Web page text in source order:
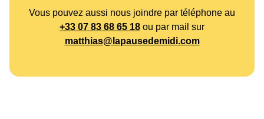
résilience à toute épreuve.
Pour découvrir comment Brian peut aider votre
entreprise à atteindre de nouveaux sommets,
aujourd'hui.
Vous pouvez aussi nous joindre par téléphone au
+33 07 83 68 65 18 ou par mail sur
matthias@lapausedemidi.com